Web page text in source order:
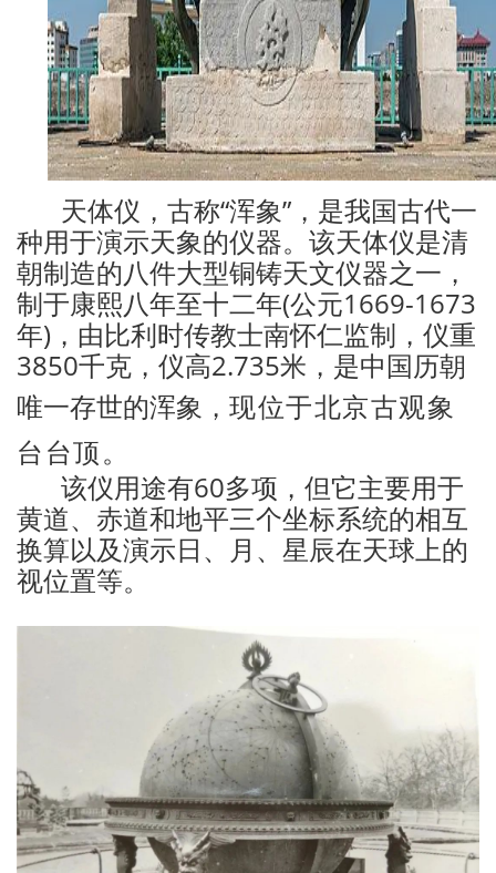
天体仪，古称“浑象”，是我国古代一
种用于演示天象的仪器。该天体仪是清
朝制造的八件大型铜铸天文仪器之一，
制于康熙八年至十二年(公元1669-1673
年)，由比利时传教士南怀仁监制，仪重
3850千克，仪高2.735米， 是中国历朝
唯一存世的浑象， 现位于北京古观象
台台顶。
该仪用途有60多项，但它主要用于
黄道、赤道和地平三个坐标系统的相互
换算以及演示日、月、星辰在天球上的
视位置等。